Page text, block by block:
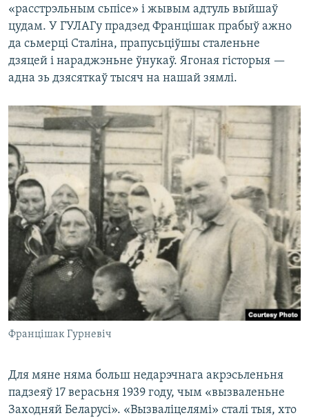
«расстрэльным сьпісе» і жывым адтуль выйшаў
цудам. У ГУЛАГу прадзед Францішак прабыў ажно
да сьмерці Сталіна, прапусьціўшы сталеньне
дзяцей і нараджэньне ўнукаў. Ягоная гісторыя —
адна зь дзясяткаў тысяч на нашай зямлі.
Францішак Гурневіч
Для мяне няма больш недарэчнага акрэсьленьня
падзеяў 17 верасьня 1939 году, чым «вызваленьне
Заходняй Беларусі». «Вызваліцелямі» сталі тыя, хто